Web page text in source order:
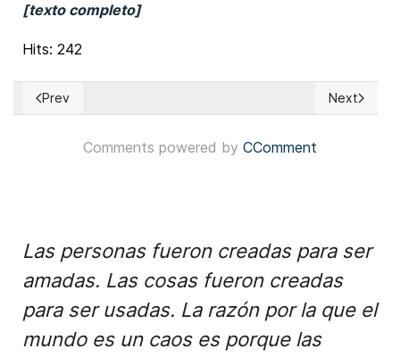
[texto completo]
Hits: 242
Previous article: Bolivia: Rodrigo Paz Pereira juramenta
Prev Next
Next
Comments powered by CComment
Las personas fueron creadas para ser
amadas. Las cosas fueron creadas
para ser usadas. La razón por la que el
mundo es un caos es porque las